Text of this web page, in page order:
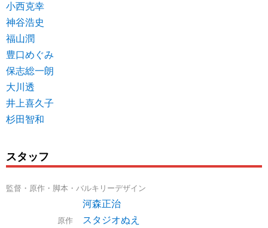
小西克幸
神谷浩史
福山潤
豊口めぐみ
保志総一朗
大川透
井上喜久子
杉田智和
スタッフ
監督・原作・脚本・バルキリーデザイン
河森正治
原作 スタジオぬえ